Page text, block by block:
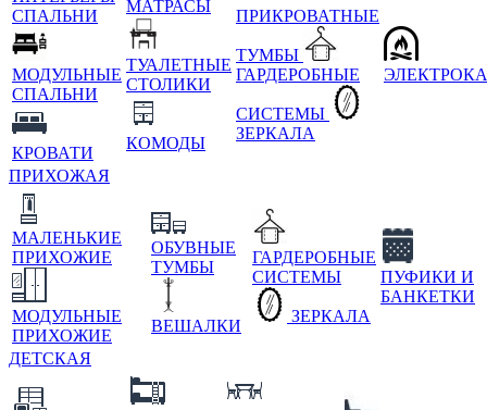
СПАЛЬНИ
МОДУЛЬНЫЕ
СПАЛЬНИ
КРОВАТИ
МАТРАСЫ
ТУАЛЕТНЫЕ
СТОЛИКИ
КОМОДЫ
ПРИКРОВАТНЫЕ
ТУМБЫ
ГАРДЕРОБНЫЕ
СИСТЕМЫ
ЗЕРКАЛА
ПРИХОЖАЯ
МАЛЕНЬКИЕ
ПРИХОЖИЕ
МОДУЛЬНЫЕ
ПРИХОЖИЕ
ОБУВНЫЕ
ТУМБЫ
ВЕШАЛКИ
ГАРДЕРОБНЫЕ
СИСТЕМЫ
ЗЕРКАЛА
ПУФИКИ И
БАНКЕТКИ
ДЕТСКАЯ